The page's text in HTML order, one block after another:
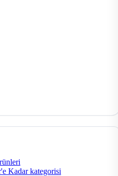
Kadar kategorisi